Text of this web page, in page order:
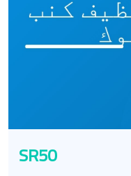
SR50